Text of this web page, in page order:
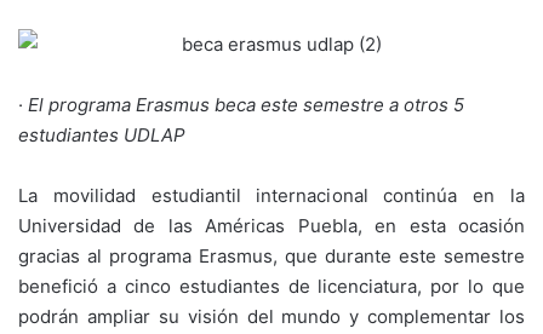
· El programa Erasmus beca este semestre a otros 5
estudiantes UDLAP
La movilidad estudiantil internacional continúa en la
Universidad de las Américas Puebla, en esta ocasión
gracias al programa Erasmus, que durante este semestre
benefició a cinco estudiantes de licenciatura, por lo que
podrán ampliar su visión del mundo y complementar los